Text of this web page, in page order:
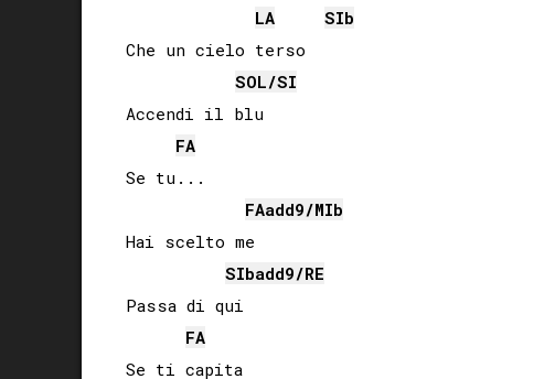
LA
SIb
Che un cielo terso
SOL/SI
Accendi il blu
FA
Se tu...
FAadd9/MIb
Hai scelto me
SIbadd9/RE
Passa di qui
FA